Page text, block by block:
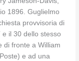
1896. Guglielmo
provvisoria di
il 30 dello stesso
di fronte a William
e ad una